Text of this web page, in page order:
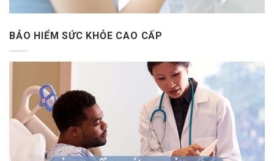
BẢO HIỂM SỨC KHỎE CAO CẤP